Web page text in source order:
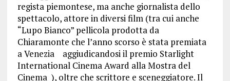
regista piemontese, ma anche giornalista dello
spettacolo, attore in diversi film (tra cui anche
“Lupo Bianco” pellicola prodotta da
Chiaramonte che l’anno scorso è stata premiata
a Venezia aggiudicandosi il premio Starlight
International Cinema Award alla Mostra del
Cinema ), oltre che scrittore e sceneggiatore. Il